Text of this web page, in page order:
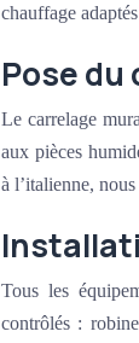
chauffage
Pose
Le carrelage
aux pièces
à l’italienne,
Tous les
contrôlés :